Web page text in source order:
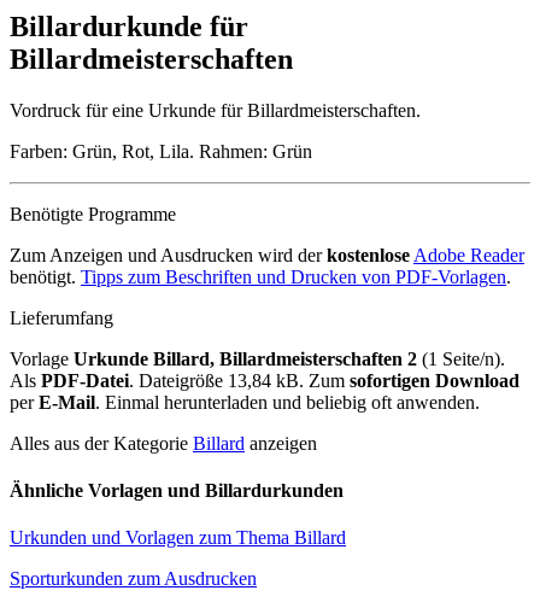
Billardurkunde für
Billardmeisterschaften
Vordruck für eine Urkunde für Billardmeisterschaften.
Farben: Grün, Rot, Lila. Rahmen: Grün
Benötigte Programme
Zum Anzeigen und Ausdrucken wird derkostenlose Adobe Reader
benötigt. Tipps zum Beschriften und Drucken von PDF-Vorlagen.
Lieferumfang
Vorlage Urkunde Billard, Billardmeisterschaften 2 (1 Seite/n).
Als PDF-Datei. Dateigröße 13,84 kB. Zum sofortigen Download
perE-Mail. Einmal herunterladen und beliebig oft anwenden.
Alles aus der Kategorie Billard anzeigen
Ähnliche Vorlagen und Billardurkunden
Urkunden und Vorlagen zum Thema Billard
Sporturkunden zum Ausdrucken